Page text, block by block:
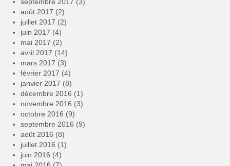
août 2017 (2)
juillet 2017 (2)
juin 2017 (4)
mai 2017 (2)
avril 2017 (14)
mars 2017 (3)
février 2017 (4)
janvier 2017 (8)
décembre 2016 (1)
novembre 2016 (3)
octobre 2016 (9)
septembre 2016 (9)
août 2016 (8)
juillet 2016 (1)
juin 2016 (4)